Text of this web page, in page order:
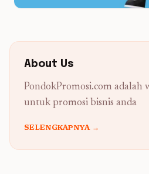
About Us
PondokPromosi.com adalah
untuk promosi bisnis anda
SELENGKAPNYA →